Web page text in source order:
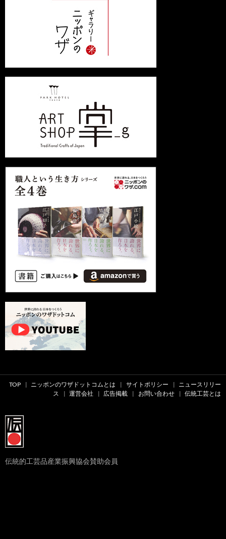
TOP ニッポンのワザドットコムとは サイトポリシー
ニュースリリー
ス
運営会社 広告掲載 お問い合わせ 伝統工芸とは
伝統的工芸品産業振興協会賛助会員